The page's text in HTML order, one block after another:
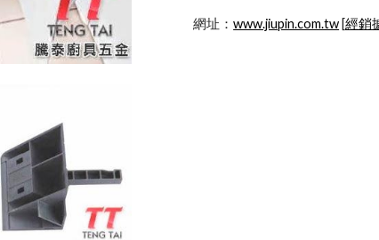
            網址：
www.jiupin.com.tw [經銷